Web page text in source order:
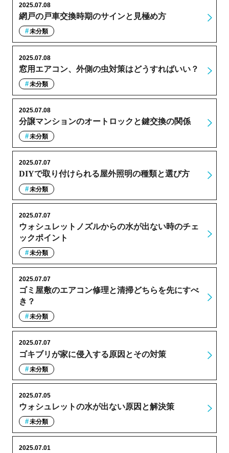
網戸の戸車交換時期のサインと見極め方
2025.07.08
未分類
窓用エアコン、外側の虫対策はどうすればいい？
2025.07.08
未分類
分譲マンションのオートロックと鍵交換の関係
2025.07.08
未分類
DIYで取り付けられる屋外照明の種類と選び方
2025.07.07
未分類
ウォシュレットノズルからの水が出ない時のチェ
ックポイント
2025.07.07
未分類
ゴミ屋敷のエアコン修理と清掃どちらを先にすべ
き？
2025.07.07
未分類
ゴキブリが家に侵入する原因とその対策
2025.07.07
未分類
ウォシュレットの水が出ない原因と解決策
2025.07.05
未分類
2025.07.01